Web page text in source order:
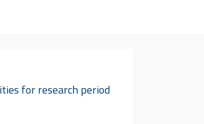
for research period